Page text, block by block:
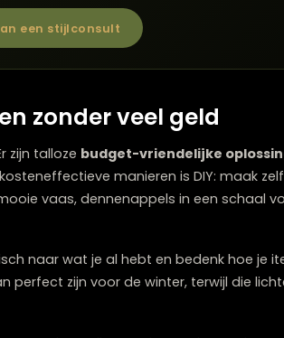
te passen aan het seizoen
knusse hoekjes
lampen of lampenkappen
u over welke meubels bij elkaar
stylisten denken graag met u mee.
Plan een stijlconsult